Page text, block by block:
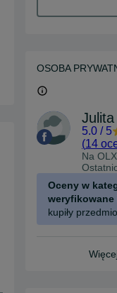
OSOBA
Julita
5.0 / 5
(14
Na
Oceny w
weryfikowane
kupiły